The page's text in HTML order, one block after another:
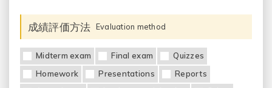
成績評価方法 Evaluation method
Midterm exam Final exam
Quizzes
Homework
Presentations
Reports